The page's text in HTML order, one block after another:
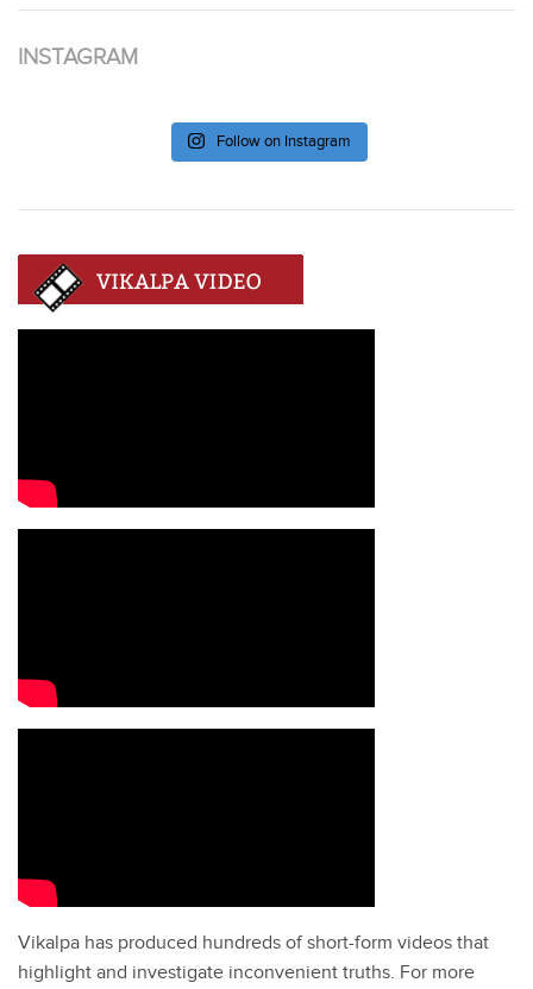
INSTAGRAM
Follow on Instagram
Vikalpa has produced hundreds of short-form videos that
highlight and investigate inconvenient truths. For more